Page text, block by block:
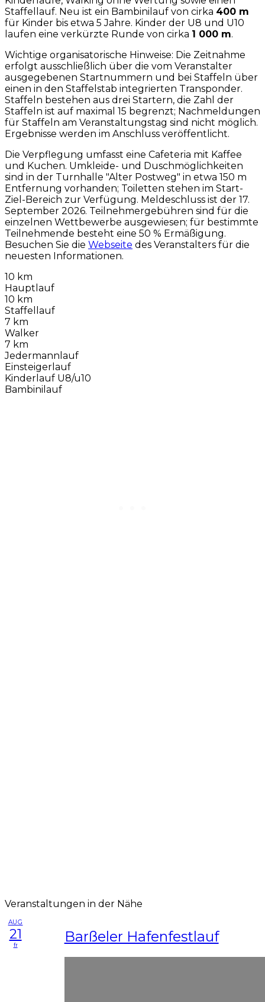
Staffellauf. Neu ist ein Bambinilauf von cirka 400 m
für Kinder bis etwa 5 Jahre. Kinder der U8 und U10
laufen eine verkürzte Runde von cirka 1 000 m.
Wichtige organisatorische Hinweise: Die Zeitnahme
erfolgt ausschließlich über die vom Veranstalter
ausgegebenen Startnummern und bei Staffeln über
einen in den Staffelstab integrierten Transponder.
Staffeln bestehen aus drei Startern, die Zahl der
Staffeln ist auf maximal 15 begrenzt; Nachmeldungen
für Staffeln am Veranstaltungstag sind nicht möglich.
Ergebnisse werden im Anschluss veröffentlicht.
Die Verpflegung umfasst eine Cafeteria mit Kaffee
und Kuchen. Umkleide- und Duschmöglichkeiten
sind in der Turnhalle "Alter Postweg" in etwa 150 m
Entfernung vorhanden; Toiletten stehen im Start-
Ziel-Bereich zur Verfügung. Meldeschluss ist der 17.
September 2026. Teilnehmergebühren sind für die
einzelnen Wettbewerbe ausgewiesen; für bestimmte
Teilnehmende besteht eine 50 % Ermäßigung.
Besuchen Sie die Webseite des Veranstalters für die
neuesten Informationen.
10 km
Hauptlauf
10 km
Staffellauf
7 km
Walker
7 km
Jedermannlauf
Einsteigerlauf
Kinderlauf U8/u10
Bambinilauf
Veranstaltungen in der Nähe
AUG
21
fr Barßeler Hafenfestlauf